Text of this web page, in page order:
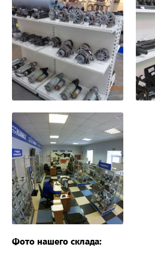
Фото нашего склада: